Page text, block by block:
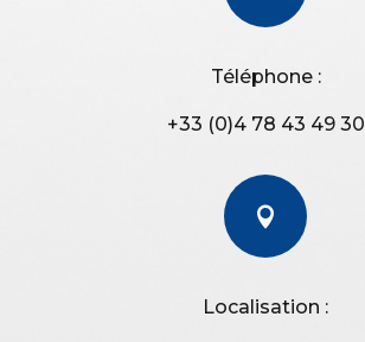
Téléphone :
+33 (0)4 78 43 49 30

Localisation :